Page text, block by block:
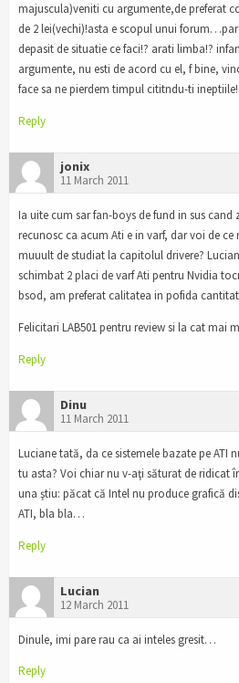
majuscula)veniti cu argumente,de preferat
de 2 lei(vechi)!asta e scopul unui
depasit de situatie ce faci!? arati limba!?
argumente, nu esti de acord cu el, f bine,
face sa ne pierdem timpul cititndu-ti ineptiile!
Reply
jonix
11 March 2011
Ia uite cum sar fan-boys de fund in sus
recunosc ca acum Ati e in varf, dar voi de
muuult de studiat la capitolul drivere?
schimbat 2 placi de varf Ati pentru Nvidia
bsod, am preferat calitatea in pofida
Felicitari LAB501 pentru review si la cat mai
Reply
Dinu
11 March 2011
Luciane tată, da ce sistemele bazate pe ATI
tu asta? Voi chiar nu v-aţi săturat de ridicat
una ştiu: păcat că Intel nu produce grafică
ATI, bla bla…
Reply
Lucian
12 March 2011
Dinule, imi pare rau ca ai inteles gresit…
Reply